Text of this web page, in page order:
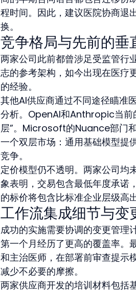
程时间。因此，建议医院协商退
换。
竞争格局与先前的垂
两家公司此前都曾涉足受监管
志的参考架构，如今出现在医疗
的经验。
其他AI供应商通过不同途径瞄准
分析。OpenAI和Anthropic当前
层”。Microsoft的Nuance部门
一个双层市场：通用基础模型提
竞争。
定价模型仍不透明。两家公司均
象表明，交易包含最低年度承诺
的标价将包含比标准企业层级高
工作流集成细节与变
成功的实施需要协调的变更管
第一个月经历了更高的覆盖率。
和主治医师，在部署前审查提示
减少不必要的摩擦。
两家供应商开发的培训材料包括